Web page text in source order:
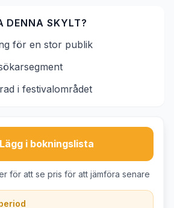
DENNA SKYLT?
för en stor publik
i festivalområdet
Lägg i bokningslista
för att se pris för att jämföra senare